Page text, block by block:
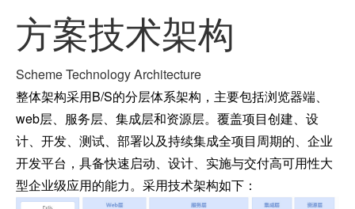
方案技术架构
Scheme Technology Architecture
整体架构采用B/S的分层体系架构，主要包括浏览器端、
web层、服务层、集成层和资源层。覆盖项目创建、设
计、开发、测试、部署以及持续集成全项目周期的、企业
开发平台，具备快速启动、设计、实施与交付高可用性大
型企业级应用的能力。采用技术架构如下：